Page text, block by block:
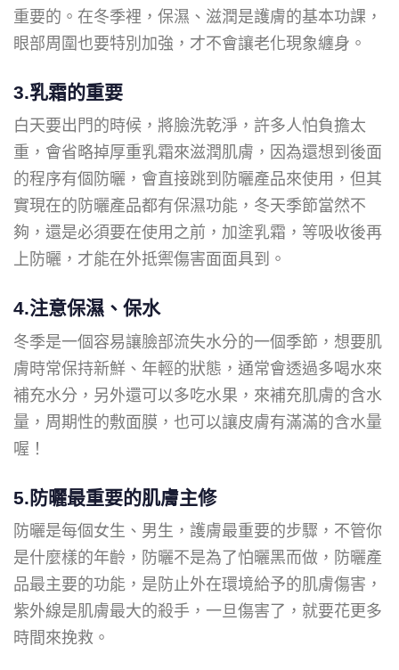
重要的。在冬季裡，保濕、滋潤是護膚的基本功課，
眼部周圍也要特別加強，才不會讓老化現象纏身。
3.乳霜的重要
白天要出門的時候，將臉洗乾淨，許多人怕負擔太
重，會省略掉厚重乳霜來滋潤肌膚，因為還想到後面
的程序有個防曬，會直接跳到防曬產品來使用，但其
實現在的防曬產品都有保濕功能，冬天季節當然不
夠，還是必須要在使用之前，加塗乳霜，等吸收後再
上防曬，才能在外抵禦傷害面面具到。
4.注意保濕、保水
冬季是一個容易讓臉部流失水分的一個季節，想要肌
膚時常保持新鮮、年輕的狀態，通常會透過多喝水來
補充水分，另外還可以多吃水果，來補充肌膚的含水
量，周期性的敷面膜，也可以讓皮膚有滿滿的含水量
喔！
5.防曬最重要的肌膚主修
防曬是每個女生、男生，護膚最重要的步驟，不管你
是什麼樣的年齡，防曬不是為了怕曬黑而做，防曬產
品最主要的功能，是防止外在環境給予的肌膚傷害，
紫外線是肌膚最大的殺手，一旦傷害了，就要花更多
時間來挽救。